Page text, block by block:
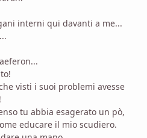
interni qui davanti a me...
visti i suoi problemi avesse
tu abbia esagerato un pò,
educare il mio scudiero.